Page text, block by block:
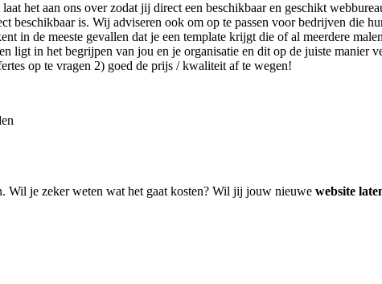
laat het aan ons over zodat jij direct een beschikbaar en geschikt
beschikbaar is. Wij adviseren ook om op te passen voor bedrijven die
in de meeste gevallen dat je een template krijgt die of al meerdere
ligt in het begrijpen van jou en je organisatie en dit op de juiste manier
op te vragen 2) goed de prijs / kwaliteit af te wegen!
Wil je zeker weten wat het gaat kosten? Wil jij jouw nieuwe website